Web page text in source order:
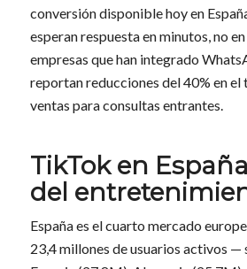
conversión disponible hoy en
esperan respuesta en minutos, no en
empresas que han integrado
reportan reducciones del 40% en el
ventas para consultas entrantes.
TikTok en
del
España es el cuarto mercado
23,4 millones de usuarios activos —